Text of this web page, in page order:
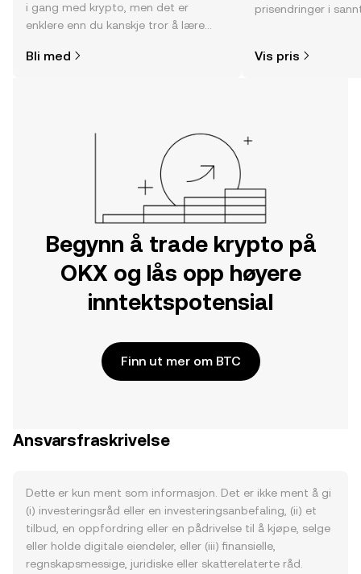
i gang med krypto, men det er
enklere enn du kanskje tror å lære
Kom i gang med reisen din på OKX-
Bli med
prisendringer i
Vis pris
Begynn å trade krypto på
OKX og lås opp høyere
inntektspotensial
Finn ut mer om BTC
Ansvarsfraskrivelse
Dette er kun ment som informasjon. Det er ikke ment å gi
(i) investeringsråd eller en investeringsanbefaling, (ii) et
tilbud, en oppfordring eller en pådrivelse til å kjøpe, selge
eller holde digitale eiendeler, eller (iii) finansielle,
regnskapsmessige, juridiske eller skatterelaterte råd.